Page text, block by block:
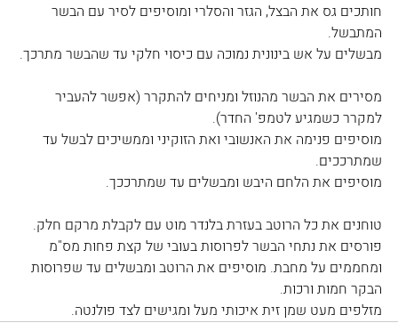
חותכים גס את הבצל, הגזר והסלרי ומוסיפים לסיר עם הבשר
המתבשל.
מבשלים על אש בינונית נמוכה עם כיסוי חלקי עד שהבשר מתרכך.
מסירים את הבשר מהנוזל ומניחים להתקרר (אפשר להעביר
למקרר כשמגיע לטמפ' החדר).
מוסיפים פנימה את האנשובי ואת הזוקיני וממשיכים לבשל עד
שמתרככים.
מוסיפים את הלחם היבש ומבשלים עד שמתרככך.
טוחנים את כל הרוטב בעזרת בלנדר מוט עם לקבלת מרקם חלק.
פורסים את נתחי הבשר לפרוסות בעובי של קצת פחות מס"מ
ומחממים על מחבת. מוסיפים את הרוטב ומבשלים עד שפרוסות
הבקר חמות ורכות.
מזלפים מעט שמן זית איכותי מעל ומגישים לצד פולנטה.